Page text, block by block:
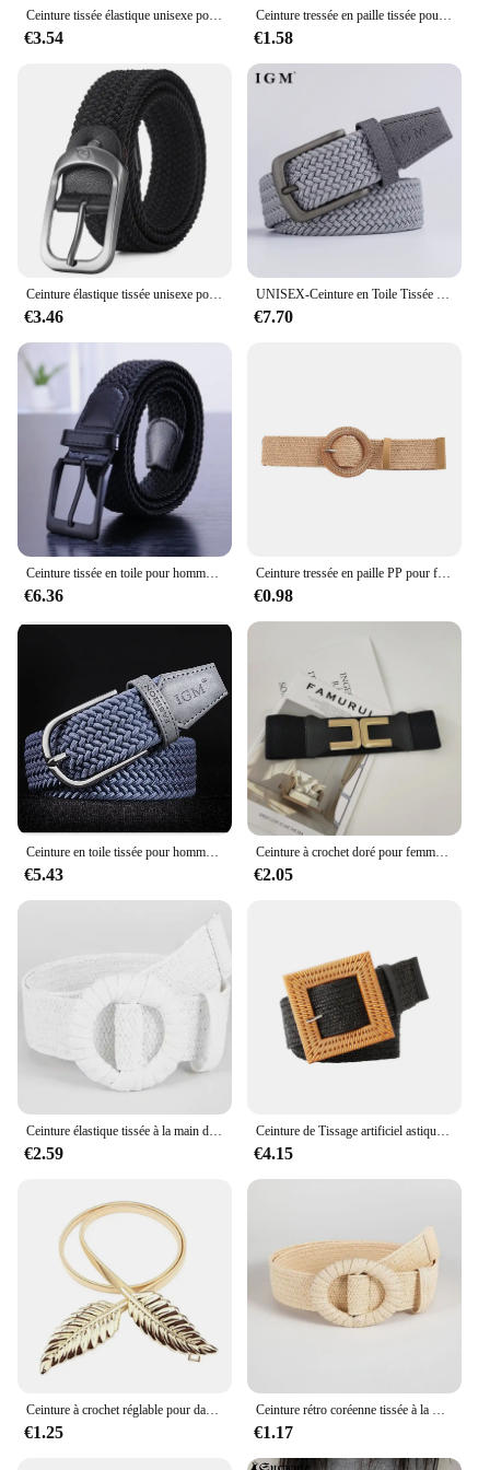
Ceinture tissée élastique unisexe pour hommes et femmes, ceinture de travail d'entraînement d'escalade en plein air, ceinture en jean, environnement décontracté, 115cm
€3.54
Ceinture tressée en paille tissée pour femmes et filles, 100cm, rétro, épingle d'été, mode environnementale, large, designer, élastique, PP, nouveau
€1.58
Ceinture élastique tissée unisexe pour hommes et femmes, sangles de taille en alliage, sans trou, designer, luxe
€3.46
UNISEX-Ceinture en Toile Tissée artificiel astique Extensible et Tressée pour Homme et Femme, Accessoire Décontracté
€7.70
€6.36
Ceinture tressée en paille PP pour femme, large et élastique, style bohème, décontractée, pour l'été
€0.98
€5.43
Ceinture à crochet doré pour femmes, ceinture décorative féminine avec jupe, ceinture élastique large rétro pour dames
€2.05
€2.59 €4.15
€1.25 €1.17